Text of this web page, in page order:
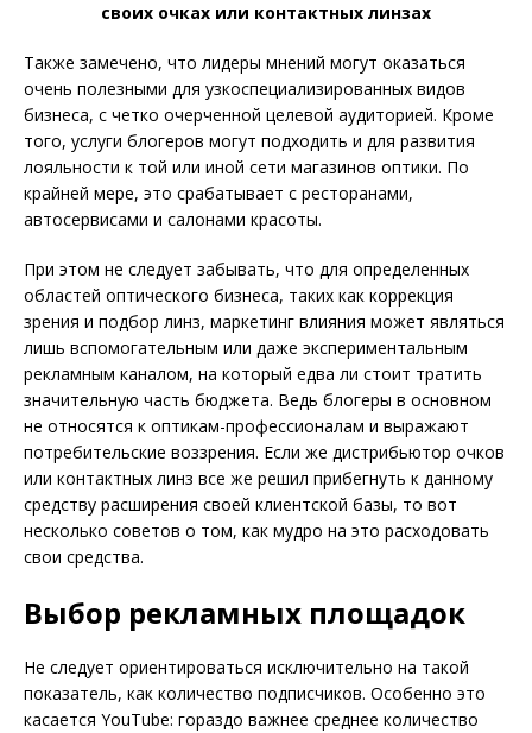
своих очках или контактных линзах
Также замечено, что лидеры мнений могут оказаться
очень полезными для узкоспециализированных видов
бизнеса, с четко очерченной целевой аудиторией. Кроме
того, услуги блогеров могут подходить и для развития
лояльности к той или иной сети магазинов оптики. По
крайней мере, это срабатывает с ресторанами,
автосервисами и салонами красоты.
При этом не следует забывать, что для определенных
областей оптического бизнеса, таких как коррекция
зрения и подбор линз, маркетинг влияния может являться
лишь вспомогательным или даже экспериментальным
рекламным каналом, на который едва ли стоит тратить
значительную часть бюджета. Ведь блогеры в основном
не относятся к оптикам-профессионалам и выражают
потребительские воззрения. Если же дистрибьютор очков
или контактных линз все же решил прибегнуть к данному
средству расширения своей клиентской базы, то вот
несколько советов о том, как мудро на это расходовать
свои средства.
Выбор рекламных площадок
Не следует ориентироваться исключительно на такой
показатель, как количество подписчиков. Особенно это
касается YouTube: гораздо важнее среднее количество